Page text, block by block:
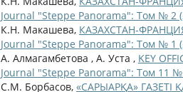
Journal "Steppe Panorama": Том № 2
К.Н. Макашева, КАЗАХСТАН-
Journal "Steppe Panorama": Том № 1
А. Алмагамбетова , А. Уста , KEY
Journal "Steppe Panorama": Том 11 №
С.М. Борбасов, «САРЫАРҚА»